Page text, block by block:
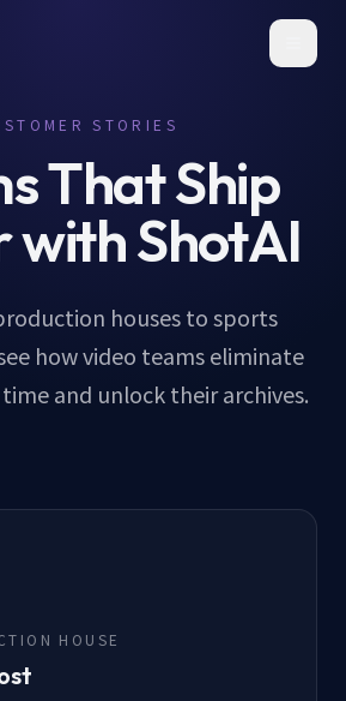
STORIES
That Ship
with ShotAI
houses to sports
how video teams eliminate
and unlock their archives.
HOUSE